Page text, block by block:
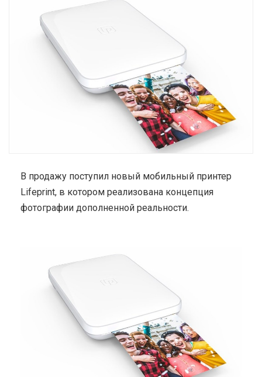
В продажу поступил новый мобильный принтер
Lifeprint, в котором реализована концепция
фотографии дополненной реальности.